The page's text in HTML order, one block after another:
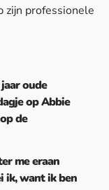
zijn professionele
oude
op Abbie
de
me eraan
ik, want ik ben